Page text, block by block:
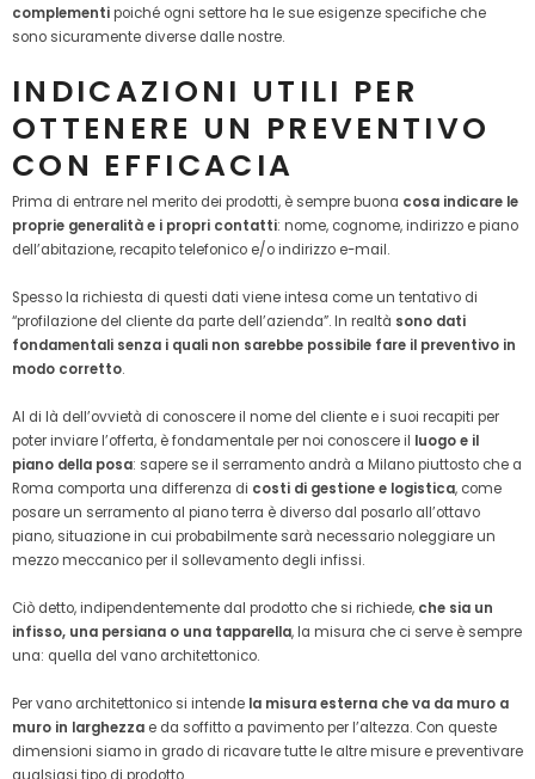
complementipoiché ogni settore ha le sue esigenze specifiche che
sono sicuramente diverse dalle nostre.
INDICAZIONI UTILI PER
OTTENERE UN PREVENTIVO
CON EFFICACIA
Prima di entrare nel merito dei prodotti, è sempre buona cosa indicare le
proprie generalità e i propri contatti: nome, cognome, indirizzo e piano
dell’abitazione, recapito telefonico e/o indirizzo e-mail.
Spesso la richiesta di questi dati viene intesa come un tentativo di
“profilazione del cliente da parte dell’azienda”. In realtà sono dati
fondamentali senza i quali non sarebbe possibile fare il preventivo in
modo corretto.
Al di là dell’ovvietà di conoscere il nome del cliente e i suoi recapiti per
poter inviare l’offerta, è fondamentale per noi conoscere il luogo e il
piano della posa: sapere se il serramento andrà a Milano piuttosto che a
Roma comporta una differenza di costi di gestione e logistica, come
posare un serramento al piano terra è diverso dal posarlo all’ottavo
piano, situazione in cui probabilmente sarà necessario noleggiare un
mezzo meccanico per il sollevamento degli infissi.
Ciò detto, indipendentemente dal prodotto che si richiede, che sia un
infisso, una persiana o una tapparella, la misura che ci serve è sempre
una: quella del vano architettonico.
Per vano architettonico si intende la misura esterna che va da muro a
muro in larghezza e da soffitto a pavimento per l’altezza. Con queste
dimensioni siamo in grado di ricavare tutte le altre misure e preventivare